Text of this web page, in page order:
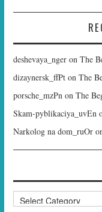
deshevaya_nger onThe
dizaynersk_ffPt onThe
porsche_mzPn onThe
Skam-pyblikaciya_uvEn
Narkolog na dom_ruOr
Categories